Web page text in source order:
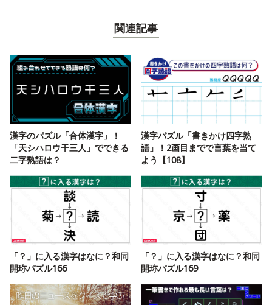
関連記事
漢字のパズル「合体漢字」！
「天シハロウ干三人」でできる
二字熟語は？
漢字パズル「書きかけ四字熟
語」！2画目までで言葉を当て
よう【108】
「？」に入る漢字はなに？和同
開珎パズル166
「？」に入る漢字はなに？和同
開珎パズル169